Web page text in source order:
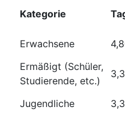
Kategorie
Erwachsene
Ermäßigt (Schüler,
Studierende, etc.)
Jugendliche